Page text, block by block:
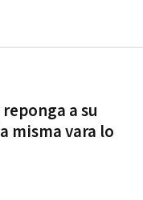
a su
misma vara lo